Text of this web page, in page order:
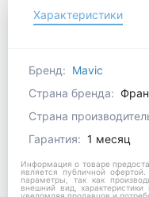
Характеристики
Бренд: Mavic
Страна бренда:
Страна
Гарантия: 1 месяц
Информация о товаре
является публичной
параметры, так как
внешний вид,